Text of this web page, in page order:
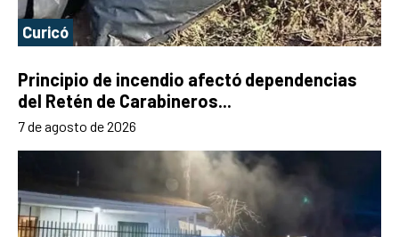
Curicó
Principio de incendio afectó dependencias
del Retén de Carabineros...
7 de agosto de 2026